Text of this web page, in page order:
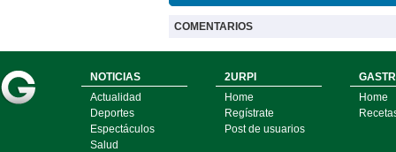
COMENTARIOS
NOTICIAS
Actualidad
Deportes
Espectáculos
Salud
2URPI
Home
Regístrate
Post de usuarios
Home